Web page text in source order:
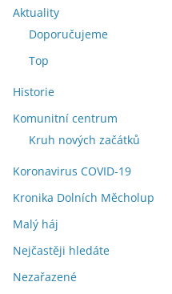
Aktuality
Doporučujeme
Top
Historie
Komunitní centrum
Kruh nových začátků
Koronavirus COVID-19
Kronika Dolních Měcholup
Malý háj
Nejčastěji hledáte
Nezařazené